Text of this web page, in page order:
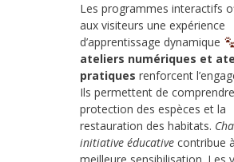
Les programmes interactifs
aux visiteurs une expérience
d’apprentissage dynamique
ateliers numériques et
pratiques renforcent
Ils permettent de
protection des espèces et la
restauration des habitats.
initiative éducative contribue